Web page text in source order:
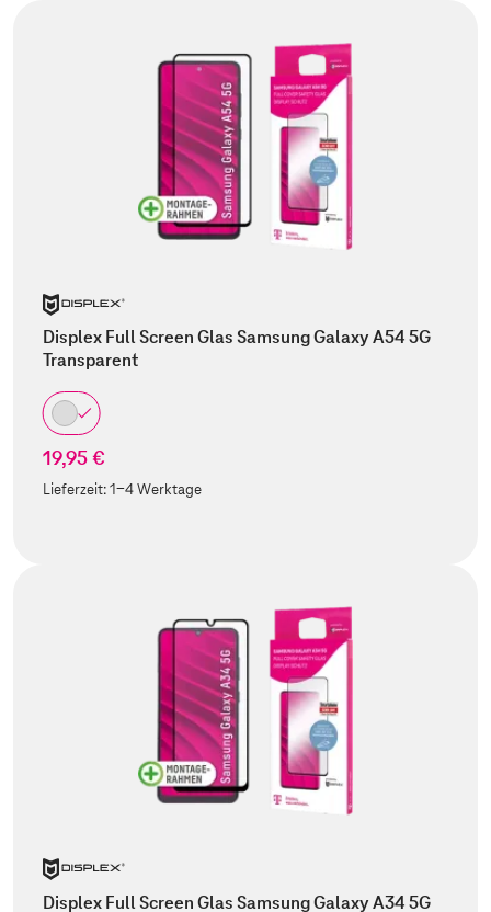
Displex Full Screen Glas Samsung Galaxy A54 5G
Transparent
19,95 €
Lieferzeit:1-4 Werktage
Displex Full Screen Glas Samsung Galaxy A34 5G